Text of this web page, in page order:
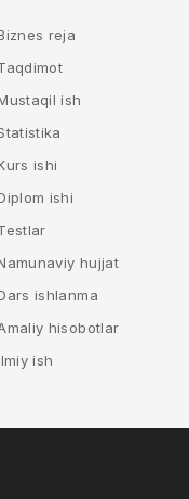
reja
ish
ishi
ishi
hujjat
ishlanma
hisobotlar
ish